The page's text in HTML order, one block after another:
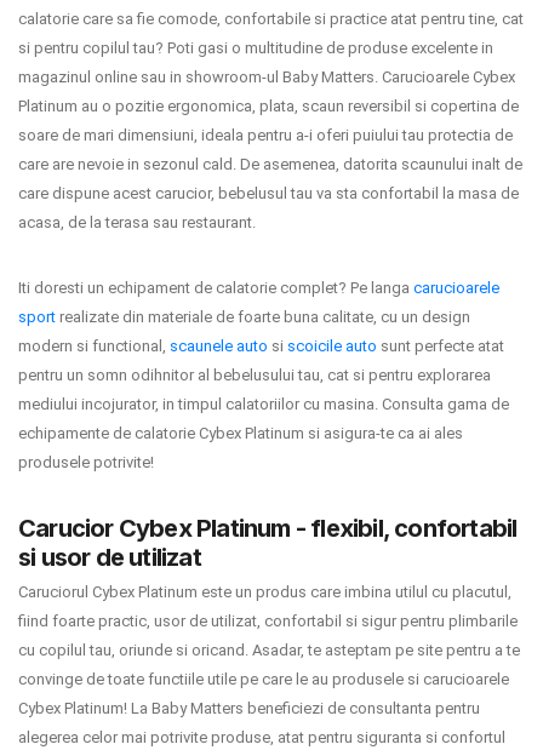
calatorie care sa fie comode, confortabile si practice atat pentru tine, cat
si pentru copilul tau? Poti gasi o multitudine de produse excelente in
magazinul online sau in showroom-ul Baby Matters. Carucioarele Cybex
Platinum au o pozitie ergonomica, plata, scaun reversibil si copertina de
soare de mari dimensiuni, ideala pentru a-i oferi puiului tau protectia de
care are nevoie in sezonul cald. De asemenea, datorita scaunului inalt de
care dispune acest carucior, bebelusul tau va sta confortabil la masa de
acasa, de la terasa sau restaurant.
Iti doresti un echipament de calatorie complet? Pe langa carucioarele
sport realizate din materiale de foarte buna calitate, cu un design
modern si functional, scaunele auto si scoicile auto sunt perfecte atat
pentru un somn odihnitor al bebelusului tau, cat si pentru explorarea
mediului incojurator, in timpul calatoriilor cu masina. Consulta gama de
echipamente de calatorie Cybex Platinum si asigura-te ca ai ales
produsele potrivite!
Carucior Cybex Platinum - flexibil, confortabil
si usor de utilizat
Caruciorul Cybex Platinum este un produs care imbina utilul cu placutul,
fiind foarte practic, usor de utilizat, confortabil si sigur pentru plimbarile
cu copilul tau, oriunde si oricand. Asadar, te asteptam pe site pentru a te
convinge de toate functiile utile pe care le au produsele si carucioarele
Cybex Platinum! La Baby Matters beneficiezi de consultanta pentru
alegerea celor mai potrivite produse, atat pentru siguranta si confortul